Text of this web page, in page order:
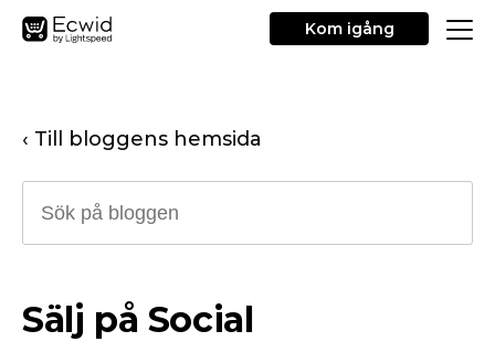
Kom igång
‹ Till bloggens hemsida
Sälj på Social